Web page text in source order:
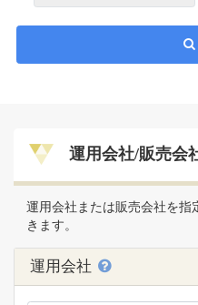
運用会社/販売会
運用会社または販売会社を指
きます。
運用会社